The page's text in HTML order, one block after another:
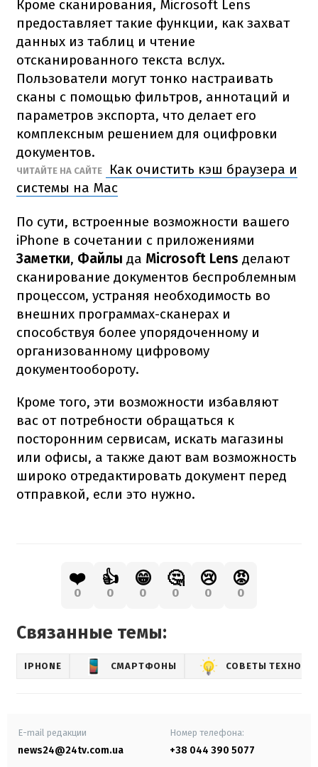
Кроме сканирования, Microsoft Lens
предоставляет такие функции, как захват
данных из таблиц и чтение
отсканированного текста вслух.
Пользователи могут тонко настраивать
сканы с помощью фильтров, аннотаций и
параметров экспорта, что делает его
комплексным решением для оцифровки
документов.
ЧИТАЙТЕ НА САЙТЕ
Как очистить кэш браузера и
системы на Mac
По сути, встроенные возможности вашего
iPhone в сочетании с приложениями
Заметки, Файлы да Microsoft Lens делают
сканирование документов беспроблемным
процессом, устраняя необходимость во
внешних программах-сканерах и
способствуя более упорядоченному и
организованному цифровому
документообороту.
Кроме того, эти возможности избавляют
вас от потребности обращаться к
посторонним сервисам, искать магазины
или офисы, а также дают вам возможность
широко отредактировать документ перед
отправкой, если это нужно.
❤️
0
👍
0
😁
0
🤔
0
😢
0
😡
0
Связанные темы:
IPHONE СМАРТФОНЫ СОВЕТЫ ТЕХНО 24
E-mail редакции
news24@24tv.com.ua
Номер телефона:
+38 044 390 5077